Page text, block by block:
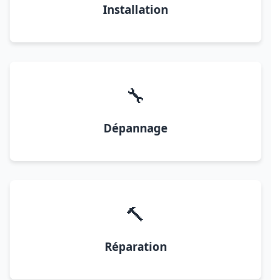
Installation
🔧
Dépannage
🔨
Réparation